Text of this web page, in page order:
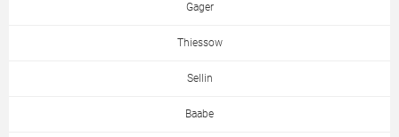
Gager
Thiessow
Sellin
Baabe